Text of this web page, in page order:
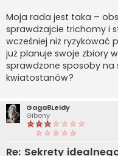
Moja rada jest taka –
sprawdzajcie trichomy i
wcześniej niż ryzykować
już planuje swoje zbiory
sprawdzone sposoby na
kwiatostanów?
Gaga8Leidy
Gibony
Re: Sekrety